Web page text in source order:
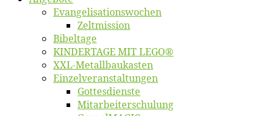
Evangelisa­tions­wo­chen
Zelt­mis­si­on
Bi­bel­ta­ge
KINDERTAGE MIT LEGO®
XXL-Me­­tal­l­­bau­­kas­­ten
Einzelver­an­stal­tungen
Got­tes­diens­te
Mitarbeiter­schulung